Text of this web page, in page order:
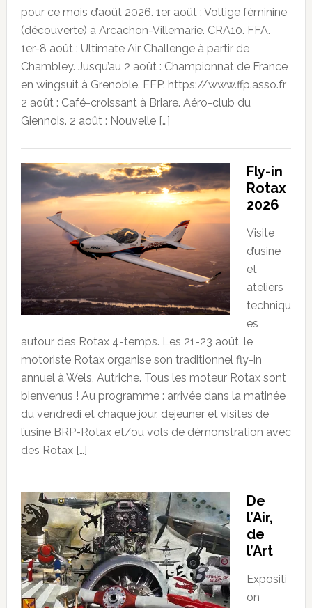
pour ce mois d’août 2026. 1er août : Voltige féminine
(découverte) à Arcachon-Villemarie. CRA10. FFA.
1er-8 août : Ultimate Air Challenge à partir de
Chambley. Jusqu’au 2 août : Championnat de France
en wingsuit à Grenoble. FFP. https://www.ffp.asso.fr
2 août : Café-croissant à Briare. Aéro-club du
Giennois. 2 août : Nouvelle […]
Fly-in
Rotax
2026
Visite
d’usine
et
ateliers
techniqu
es
autour des Rotax 4-temps. Les 21-23 août, le
motoriste Rotax organise son traditionnel fly-in
annuel à Wels, Autriche. Tous les moteur Rotax sont
bienvenus ! Au programme : arrivée dans la matinée
du vendredi et chaque jour, dejeuner et visites de
l’usine BRP-Rotax et/ou vols de démonstration avec
des Rotax […]
De
l’Air,
de
l’Art
Expositi
on